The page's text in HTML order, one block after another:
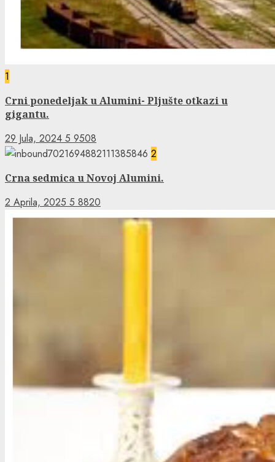
1
Crni ponedeljak u Alumini- Pljušte otkazi u
gigantu.
29 Jula, 2024 5 9508
2
Crna sedmica u Novoj Alumini.
2 Aprila, 2025 5 8820